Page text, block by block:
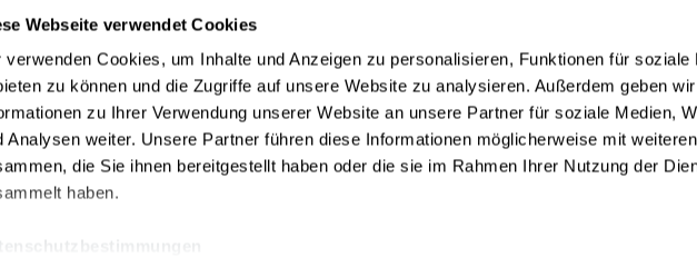
Webseite verwendet Cookies
verwenden Cookies, um Inhalte und Anzeigen zu personalisieren, Funktionen für soziale
zu können und die Zugriffe auf unsere Website zu analysieren. Außerdem geben wir
zu Ihrer Verwendung unserer Website an unsere Partner für soziale Medien,
Analysen weiter. Unsere Partner führen diese Informationen möglicherweise mit
die Sie ihnen bereitgestellt haben oder die sie im Rahmen Ihrer Nutzung der
haben.
und Umgebung
Getränkelieferung in Starnberg
Liefergebiet
Lieferservice für Getränke
Wir liefern Getränke
Kontakt
Newsletter